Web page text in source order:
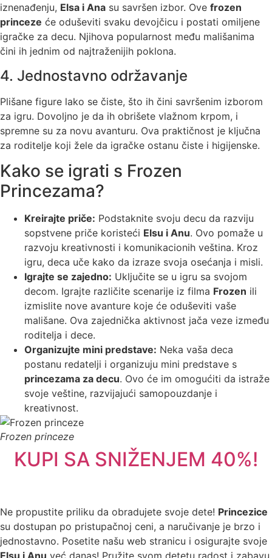
iznenađenju, Elsa i Ana su savršen izbor. Ove frozen
princeze će oduševiti svaku devojčicu i postati omiljene
igračke za decu. Njihova popularnost među mališanima
čini ih jednim od najtraženijih poklona.
4. Jednostavno održavanje
Plišane figure lako se čiste, što ih čini savršenim izborom
za igru. Dovoljno je da ih obrišete vlažnom krpom, i
spremne su za novu avanturu. Ova praktičnost je ključna
za roditelje koji žele da igračke ostanu čiste i higijenske.
Kako se igrati s Frozen
Princezama?
Kreirajte priče: Podstaknite svoju decu da razviju
sopstvene priče koristeći Elsu i Anu. Ovo pomaže u
razvoju kreativnosti i komunikacionih veština. Kroz
igru, deca uče kako da izraze svoja osećanja i misli.
Igrajte se zajedno: Uključite se u igru sa svojom
decom. Igrajte različite scenarije iz filma Frozen ili
izmislite nove avanture koje će oduševiti vaše
mališane. Ova zajednička aktivnost jača veze između
roditelja i dece.
Organizujte mini predstave: Neka vaša deca
postanu redatelji i organizuju mini predstave s
princezama za decu. Ovo će im omogućiti da istraže
svoje veštine, razvijajući samopouzdanje i
kreativnost.
Frozen princeze
KUPI SA SNIŽENJEM 40%!
Ne propustite priliku da obradujete svoje dete! Princezice
su dostupan po pristupačnoj ceni, a naručivanje je brzo i
jednostavno. Posetite našu web stranicu i osigurajte svoje
Elsu i Anu već danas! Pružite svom detetu radost i zabavu